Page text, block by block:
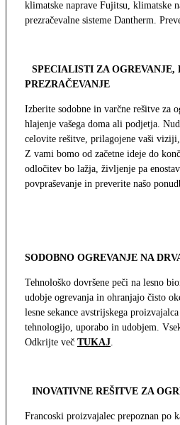
klimatske naprave Fujitsu, klimatske
prezračevalne sisteme Dantherm.
SPECIALISTI ZA OGREVANJE,
PREZRAČEVANJE
Izberite sodobne in varčne rešitve za
hlajenje vašega doma ali podjetja.
celovite rešitve, prilagojene vaši viziji,
Z vami bomo od začetne ideje do
odločitev bo lažja, življenje pa
povpraševanje in preverite našo
SODOBNO OGREVANJE NA
Tehnološko dovršene peči na lesno
udobje ogrevanja in ohranjajo čisto
lesne sekance avstrijskega
tehnologijo, uporabo in udobjem.
Odkrijte več TUKAJ.
INOVATIVNE REŠITVE ZA
Francoski proizvajalec prepoznan po